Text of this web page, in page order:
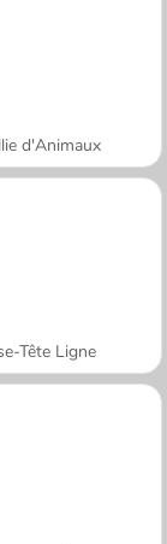
d'Animaux
Tête Ligne